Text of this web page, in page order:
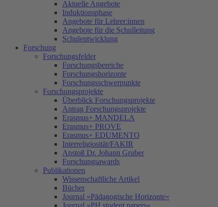
Aktuelle Angebote
Induktionsphase
Angebote für Lehrer:innen
Angebote für die Schulleitung
Schulentwicklung
Forschung
Forschungsfelder
Forschungsbereiche
Forschungshorizonte
Forschungsschwerpunkte
Forschungsprojekte
Überblick Forschungsprojekte
Antrag Forschungsprojekte
Erasmus+ MANDELA
Erasmus+ PROVE
Erasmus+ EDUMENTO
Interreligiosität/FAKIR
Anstoß Dr. Johann Gruber
Forschungsawards
Publikationen
Wissenschaftliche Artikel
Bücher
Journal »Pädagogische Horizonte«